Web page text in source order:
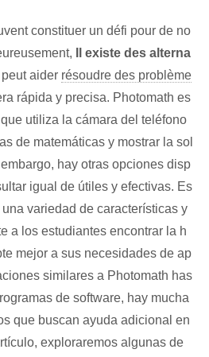
constituer un défi pour de no
Il existe des alterna
aider résoudre des problème
rápida y precisa. Photomath⁤ es​
utiliza la cámara ⁤del teléfono⁣
de ‍matemáticas y mostrar la sol
hay otras opciones disp
igual de‌ útiles y efectivas.⁣ Es
variedad‍ de características y
a los estudiantes encontrar la h
mejor a sus necesidades de ap
similares⁢ a Photomath ⁢has
‍de software,‍ hay⁢ mucha
que buscan ayuda adicional en
‌exploraremos algunas ‍de